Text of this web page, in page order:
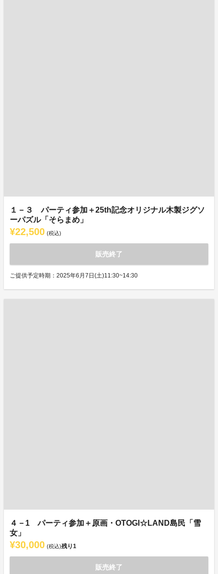
１－３ パーティ参加＋25th記念オリジナル木製ジグソ
ーパズル「そらまめ」
¥22,500 (税込)
販売終了
ご提供予定時期：2025年6月7日(土)11:30~14:30
４－1 パーティ参加＋原画・OTOGI☆LAND島民「雪
女」
¥30,000 (税込)残り1
販売終了